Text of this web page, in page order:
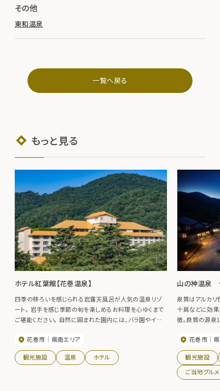
その他
東和温泉
一覧へ戻る
もっと見る
ホテル紅葉館【花巻温泉】
四季の移ろいを感じられる岩露天風呂が人気の温泉リゾ
ート。 岩手を感じ季節の旬を楽しめるお料理を心ゆくまで
ご堪能ください。 自然に囲まれた園内には、バラ園やイー
には「おまつり広場」で、旅の一夜を彩る郷土芸能をお楽し
みいただけます。
花巻市 県南エリア
観光施設 温泉 ホテル
山の神温泉
泉質はアルカリ
十肩などに効果
徴。良質の源泉
花巻市
観光施設
ご当地グルメ